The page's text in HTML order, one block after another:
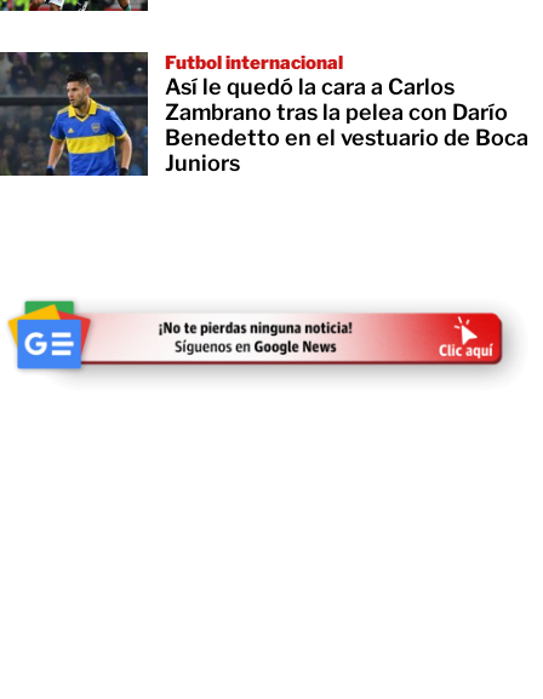
Futbol internacional
Así le quedó la cara a Carlos
Zambrano tras la pelea con Darío
Benedetto en el vestuario de Boca
Juniors